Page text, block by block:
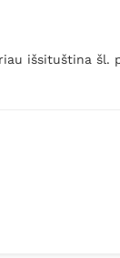
išsituština šl.